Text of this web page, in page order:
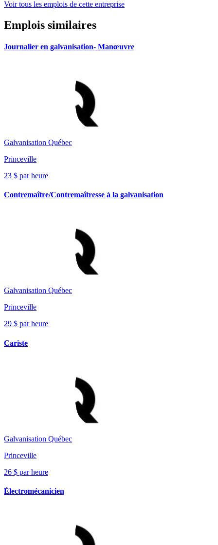
Voir tous les emplois de cette entreprise
Emplois similaires
Journalier en galvanisation- Manœuvre
Galvanisation Québec
Princeville
23 $ par heure
Contremaître/Contremaîtresse à la galvanisation
Galvanisation Québec
Princeville
29 $ par heure
Cariste
Galvanisation Québec
Princeville
26 $ par heure
Électromécanicien